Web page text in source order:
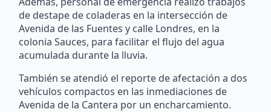
de destape de coladeras en la intersección de
Avenida de las Fuentes y calle Londres, en la
colonia Sauces, para facilitar el flujo del agua
acumulada durante la lluvia.
También se atendió el reporte de afectación a dos
vehículos compactos en las inmediaciones de
Avenida de la Cantera por un encharcamiento.